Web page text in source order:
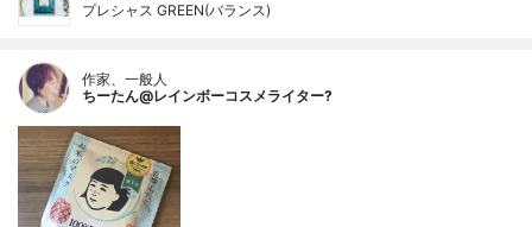
プレシャス GREEN(バランス)
作家、一般人
ちーたん@レインボーコスメライター?